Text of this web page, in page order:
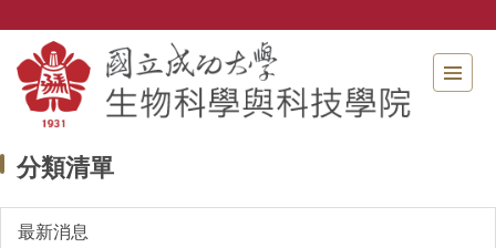
主
要
區
分類清單
最新消息